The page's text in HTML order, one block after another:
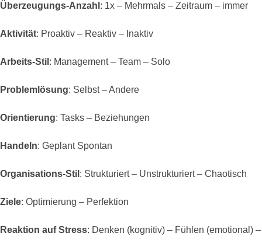
Überzeugungs-Anzahl : 1x – Mehrmals – Zeitraum – immer
Aktivität: Proaktiv – Reaktiv – Inaktiv
Arbeits-Stil : Management – Team – Solo
Problemlösung: Selbst – Andere
Orientierung: Tasks – Beziehungen
Handeln: Geplant Spontan
Organisations-Stil : Strukturiert – Unstrukturiert – Chaotisch
Ziele: Optimierung – Perfektion
Reaktion auf Stress: Denken (kognitiv) – Fühlen (emotional) –